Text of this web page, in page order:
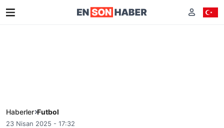
Haberler Futbol
23 Nisan 2025 - 17:32